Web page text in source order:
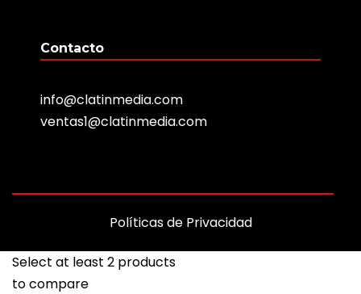
Contacto
info@clatinmedia.com
ventas1@clatinmedia.com
Políticas de Privacidad
Select at least 2 products
to compare